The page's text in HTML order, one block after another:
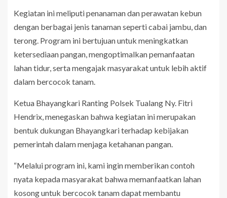
Kegiatan ini meliputi penanaman dan perawatan kebun
dengan berbagai jenis tanaman seperti cabai jambu, dan
terong. Program ini bertujuan untuk meningkatkan
ketersediaan pangan, mengoptimalkan pemanfaatan
lahan tidur, serta mengajak masyarakat untuk lebih aktif
dalam bercocok tanam.
Ketua Bhayangkari Ranting Polsek Tualang Ny. Fitri
Hendrix, menegaskan bahwa kegiatan ini merupakan
bentuk dukungan Bhayangkari terhadap kebijakan
pemerintah dalam menjaga ketahanan pangan.
“Melalui program ini, kami ingin memberikan contoh
nyata kepada masyarakat bahwa memanfaatkan lahan
kosong untuk bercocok tanam dapat membantu